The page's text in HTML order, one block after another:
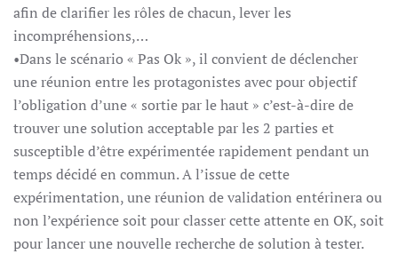
afin de clarifier les rôles de chacun, lever les
incompréhensions,…
•Dans le scénario « Pas Ok », il convient de déclencher
une réunion entre les protagonistes avec pour objectif
l’obligation d’une « sortie par le haut » c’est-à-dire de
trouver une solution acceptable par les 2 parties et
susceptible d’être expérimentée rapidement pendant un
temps décidé en commun. A l’issue de cette
expérimentation, une réunion de validation entérinera ou
non l’expérience soit pour classer cette attente en OK, soit
pour lancer une nouvelle recherche de solution à tester.